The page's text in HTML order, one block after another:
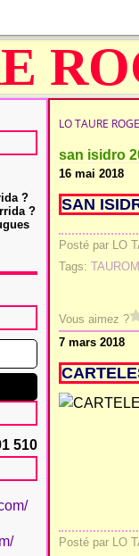
?
?
510
LO TAURE ROGE
san isidro
16 mai 2018
SAN
Posté par LO
Tags:
Vous aimez ?
7 mars 2018
Posté par LO